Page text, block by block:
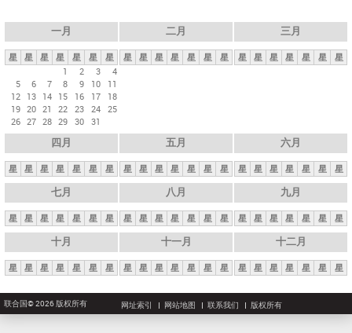
一月
星 星 星 星 星 星
星
1
2 3
4
5
6 7 8 9 10
11
12 13 14 15 16 17
18
19 20 21 22 23 24 25
26 27 28 29 30 31
二月
星 星 星 星 星 星 星
三月
星 星 星 星 星 星 星
四月
星 星 星 星 星 星 星
五月
星 星 星 星 星 星 星
六月
星 星 星 星 星 星 星
七月
星 星 星 星 星 星 星
八月
星 星 星 星 星 星 星
九月
星 星 星 星 星 星 星
十月
星 星 星 星 星 星 星
十一月
星 星 星 星 星 星 星
十二月
星 星 星 星 星 星 星
联合国© 2026 版权所有 网址索引 网站地图 联系我们 版权所有